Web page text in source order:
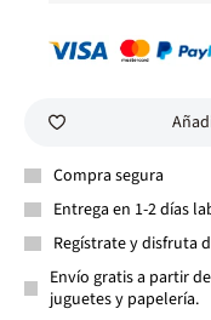
Compra segura
Entrega en 1-2 días
Regístrate y disfruta
Envío gratis a partir
juguetes y papelería.